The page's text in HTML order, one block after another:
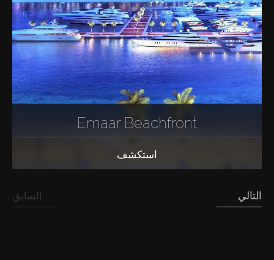
إيجار
بيع
قيد الإنشاء
Emaar Beachfront
استكشف
السابق التالي